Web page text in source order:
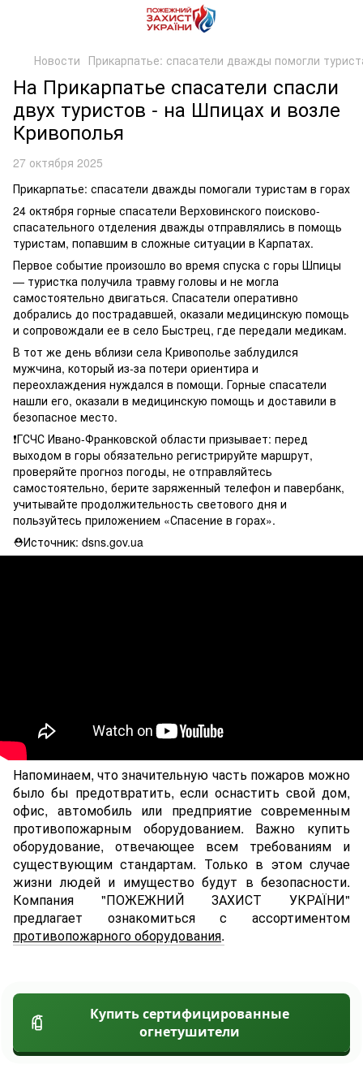
Новости Прикарпатье: спасатели дважды помогли
На Прикарпатье спасатели спасли
двух туристов - на Шпицах и возле
Кривополья
27 октября 2025
Прикарпатье: спасатели дважды помогали туристам в горах
24 октября горные спасатели Верховинского поисково-
спасательного отделения дважды отправлялись в помощь
туристам, попавшим в сложные ситуации в Карпатах.
Первое событие произошло во время спуска с горы Шпицы
— туристка получила травму головы и не могла
самостоятельно двигаться. Спасатели оперативно
добрались до пострадавшей, оказали медицинскую помощь
и сопровождали ее в село Быстрец, где передали медикам.
В тот же день вблизи села Кривополье заблудился
мужчина, который из-за потери ориентира и
переохлаждения нуждался в помощи. Горные спасатели
нашли его, оказали в медицинскую помощь и доставили в
безопасное место.
❗ГСЧС Ивано-Франковской области призывает: перед
выходом в горы обязательно регистрируйте маршрут,
проверяйте прогноз погоды, не отправляйтесь
самостоятельно, берите заряженный телефон и павербанк,
учитывайте продолжительность светового дня и
пользуйтесь приложением «Спасение в горах».
⛑Источник: dsns.gov.ua
Напоминаем, что значительную часть пожаров можно
было бы предотвратить, если оснастить cвой дом,
офис, автомобиль или предприятие современным
противопожарным оборудованием. Важно купить
оборудование, отвечающее всем требованиям и
существующим стандартам. Только в этом случае
жизни людей и имущество будут в безопасности.
Компания "ПОЖЕЖНИЙ ЗАХИСТ УКРАЇНИ"
предлагает ознакомиться с ассортиментом
противопожарного оборудования.
Купить сертифицированные
огнетушители